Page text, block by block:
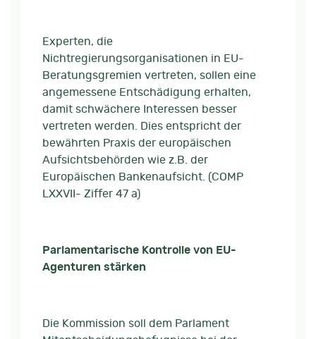
Experten, die
Nichtregierungsorganisationen in EU-
Beratungsgremien vertreten, sollen eine
angemessene Entschädigung erhalten,
damit schwächere Interessen besser
vertreten werden. Dies entspricht der
bewährten Praxis der europäischen
Aufsichtsbehörden wie z.B. der
Europäischen Bankenaufsicht. (COMP
LXXVII- Ziffer 47 a)
Parlamentarische Kontrolle von EU-
Agenturen stärken
Die Kommission soll dem Parlament